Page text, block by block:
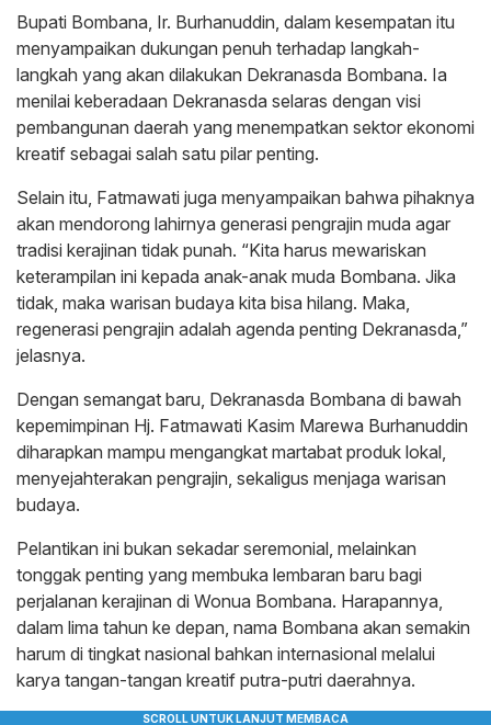
Bupati Bombana, Ir. Burhanuddin, dalam kesempatan itu
menyampaikan dukungan penuh terhadap langkah-
langkah yang akan dilakukan Dekranasda Bombana. Ia
menilai keberadaan Dekranasda selaras dengan visi
pembangunan daerah yang menempatkan sektor ekonomi
kreatif sebagai salah satu pilar penting.
Selain itu, Fatmawati juga menyampaikan bahwa pihaknya
akan mendorong lahirnya generasi pengrajin muda agar
tradisi kerajinan tidak punah. “Kita harus mewariskan
keterampilan ini kepada anak-anak muda Bombana. Jika
tidak, maka warisan budaya kita bisa hilang. Maka,
regenerasi pengrajin adalah agenda penting Dekranasda,”
jelasnya.
Dengan semangat baru, Dekranasda Bombana di bawah
kepemimpinan Hj. Fatmawati Kasim Marewa Burhanuddin
diharapkan mampu mengangkat martabat produk lokal,
menyejahterakan pengrajin, sekaligus menjaga warisan
budaya.
Pelantikan ini bukan sekadar seremonial, melainkan
tonggak penting yang membuka lembaran baru bagi
perjalanan kerajinan di Wonua Bombana. Harapannya,
dalam lima tahun ke depan, nama Bombana akan semakin
harum di tingkat nasional bahkan internasional melalui
karya tangan-tangan kreatif putra-putri daerahnya.